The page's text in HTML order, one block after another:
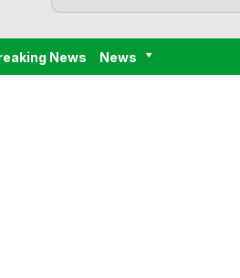
News News